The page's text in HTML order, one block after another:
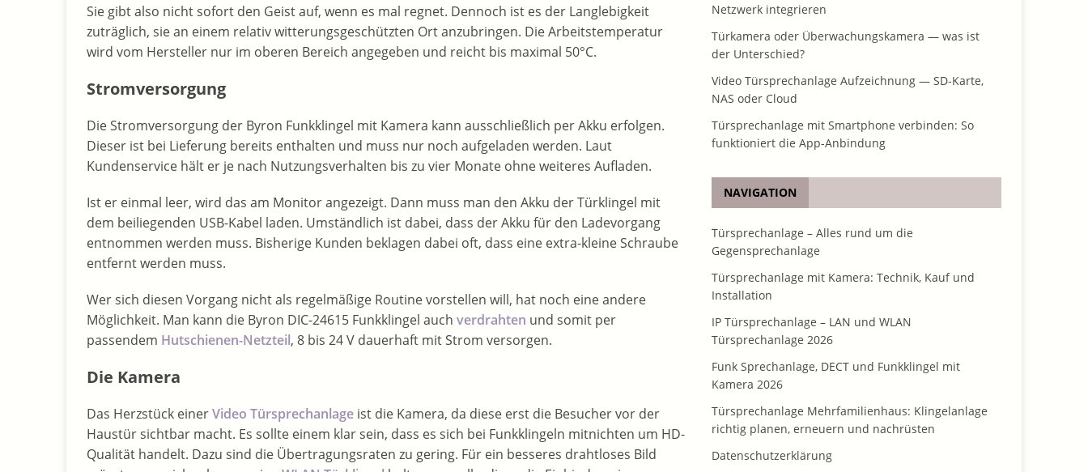
Sie gibt also nicht sofort den Geist auf, wenn es mal regnet. Dennoch ist es der Langlebigkeit
zuträglich, sie an einem relativ witterungsgeschützten Ort anzubringen. Die Arbeitstemperatur
wird vom Hersteller nur im oberen Bereich angegeben und reicht bis maximal 50°C.
Stromversorgung
Die Stromversorgung der Byron Funkklingel mit Kamera kann ausschließlich per Akku erfolgen.
Dieser ist bei Lieferung bereits enthalten und muss nur noch aufgeladen werden. Laut
Kundenservice hält er je nach Nutzungsverhalten bis zu vier Monate ohne weiteres Aufladen.
Ist er einmal leer, wird das am Monitor angezeigt. Dann muss man den Akku der Türklingel mit
dem beiliegenden USB-Kabel laden. Umständlich ist dabei, dass der Akku für den Ladevorgang
entnommen werden muss. Bisherige Kunden beklagen dabei oft, dass eine extra-kleine Schraube
entfernt werden muss.
Wer sich diesen Vorgang nicht als regelmäßige Routine vorstellen will, hat noch eine andere
Möglichkeit. Man kann die Byron DIC-24615 Funkklingel auch verdrahten und somit per
passendem Hutschienen-Netzteil, 8 bis 24 V dauerhaft mit Strom versorgen.
Die Kamera
Das Herzstück einerVideo Türsprechanlage ist die Kamera, da diese erst die Besucher vor der
Haustür sichtbar macht. Es sollte einem klar sein, dass es sich bei Funkklingeln mitnichten um HD-
Qualität handelt. Dazu sind die Übertragungsraten zu gering. Für ein besseres drahtloses Bild
Netzwerk integrieren
Türkamera oder Überwachungskamera — was ist
der Unterschied?
Video Türsprechanlage Aufzeichnung — SD-Karte,
NAS oder Cloud
Türsprechanlage mit Smartphone verbinden: So
funktioniert die App-Anbindung
NAVIGATION
Türsprechanlage – Alles rund um die
Gegensprechanlage
Türsprechanlage mit Kamera: Technik, Kauf und
Installation
IP Türsprechanlage – LAN und WLAN
Türsprechanlage 2026
Funk Sprechanlage, DECT und Funkklingel mit
Kamera 2026
Türsprechanlage Mehrfamilienhaus: Klingelanlage
richtig planen, erneuern und nachrüsten
Datenschutzerklärung